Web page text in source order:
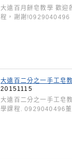
大遠百月餅皂教學 歡迎
程，謝謝!0929040496
大遠百二分之一手工皂
20151115
大遠百二分之一手工皂
學課程. 0929040496